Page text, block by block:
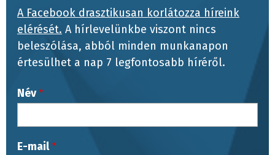
A Facebook drasztikusan korlátozza híreink
elérését. A hírlevelünkbe viszont nincs
beleszólása, abból minden munkanapon
értesülhet a nap 7 legfontosabb híréről.
Név
E-mail